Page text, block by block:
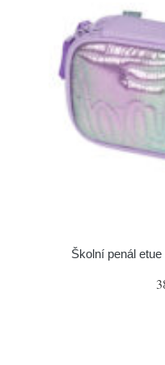
Školní penál